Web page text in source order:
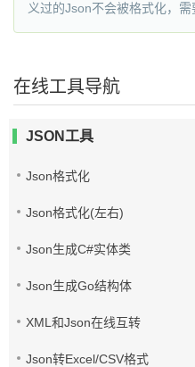
义过的Json不会被格式化，
在线工具导航
JSON工具
Json格式化
Json格式化(左右)
Json生成C#实体类
Json生成Go结构体
XML和Json在线互转
Json转Excel/CSV格式